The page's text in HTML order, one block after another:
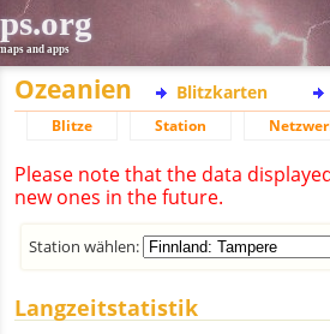
and apps
Ozeanien Blitzkarten
Blitze Station
Please note that the data
new ones in the future.
Station wählen:
Langzeitstatistik